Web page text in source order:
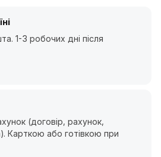
1-3 робочих дні після
(договір, рахунок,
Карткою або готівкою при